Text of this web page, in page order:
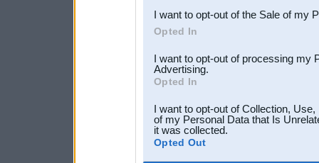
I want to opt-out of the Sale of my
Opted In
I want to opt-out of processing my
Advertising.
Opted In
I want to opt-out of Collection,
of my Personal Data that Is
it was collected.
Opted Out